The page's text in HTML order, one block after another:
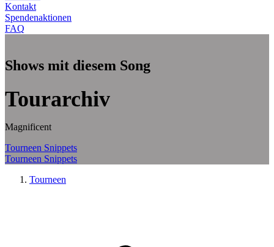
Kontakt
Spendenaktionen
FAQ
Shows mit diesem Song
Tourarchiv
Magnificent
Tourneen Snippets
Tourneen Snippets
Tourneen